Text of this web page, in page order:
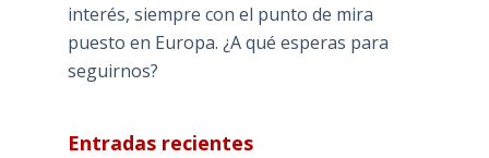
interés, siempre con el punto de mira
puesto en Europa. ¿A qué esperas para
seguirnos?
Entradas recientes